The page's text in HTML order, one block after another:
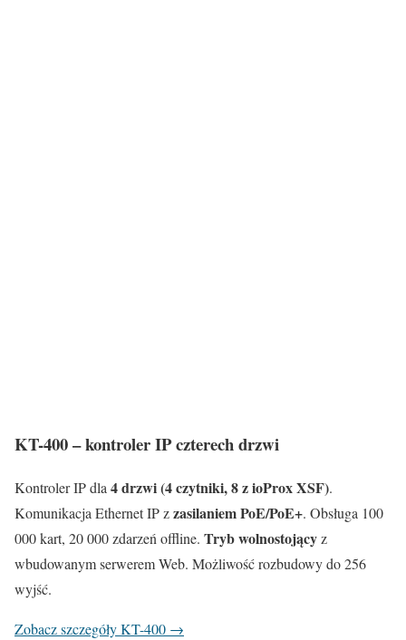
KT-400 – kontroler IP czterech drzwi
Kontroler IP dla4 drzwi (4 czytniki, 8 z ioProx XSF).
Komunikacja Ethernet IP zzasilaniem PoE/PoE+. Obsługa 100
000 kart, 20 000 zdarzeń offline. Tryb wolnostojącyz
wbudowanym serwerem Web. Możliwość rozbudowy do 256
wyjść.
Zobacz szczegóły KT-400 →